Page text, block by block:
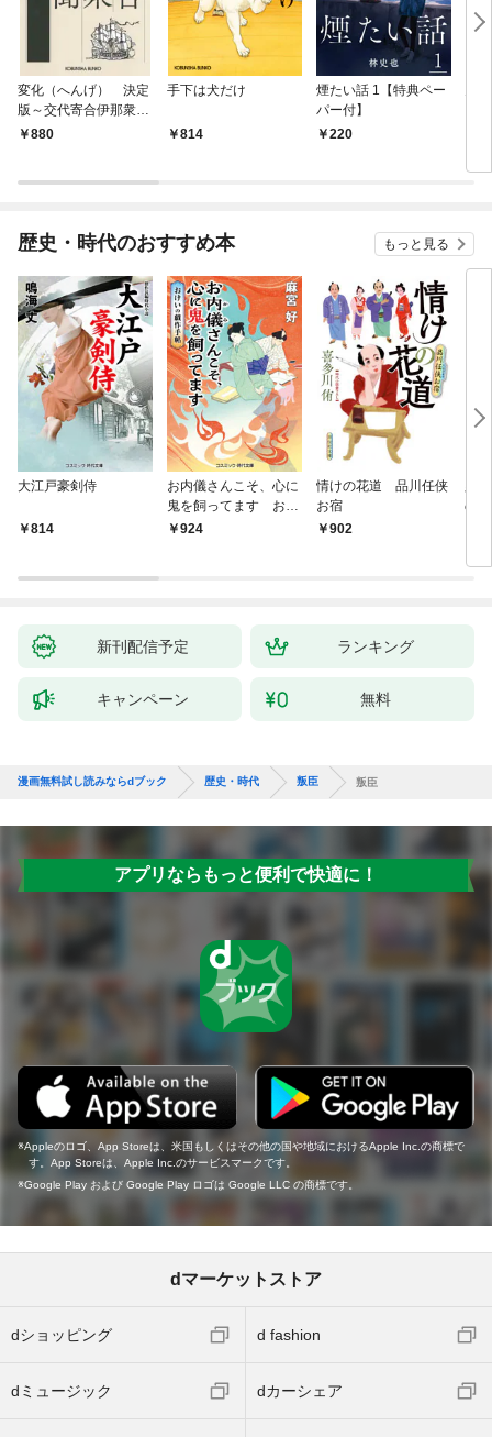
変化（へんげ） 決定
版～交代寄合伊那衆異
聞（1）～
880
手下は犬だけ
814
煙たい話 1【特典ペー
パー付】
220
歴史・時代のおすすめ本 もっと見る
大江戸豪剣侍
814
お内儀さんこそ、心に
鬼を飼ってます おけ
いの戯作手帖
924
情けの花道 品川任侠
お宿
902
の
新刊配信予定 ランキング
キャンペーン 無料
漫画無料試し読みならdブック 歴史・時代 叛臣 叛臣
アプリならもっと便利で快適に！
Appleのロゴ、App Storeは、米国もしくはその他の国や地域におけるApple Inc.の商標で
す。App Storeは、Apple Inc.のサービスマークです。
Google Play および Google Play ロゴは Google LLC の商標です。
dマーケットストア
dショッピング d fashion
dミュージック dカーシェア